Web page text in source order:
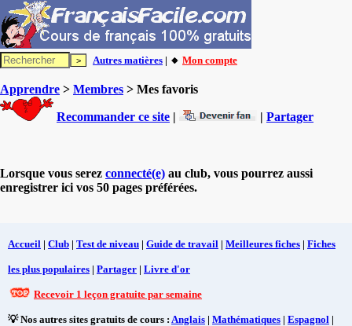
Autres matières | 🔸 Mon compte
Apprendre > Membres > Mes favoris
Recommander ce site | | Partager
Lorsque vous serez connecté(e) au club, vous pourrez aussi
enregistrer ici vos 50 pages préférées.
Accueil | Club | Test de niveau | Guide de travail | Meilleures fiches | Fiches
les plus populaires | Partager | Livre d'or
Recevoir 1 leçon gratuite par semaine
💡 Nos autres sites gratuits de cours : Anglais | Mathématiques | Espagnol |